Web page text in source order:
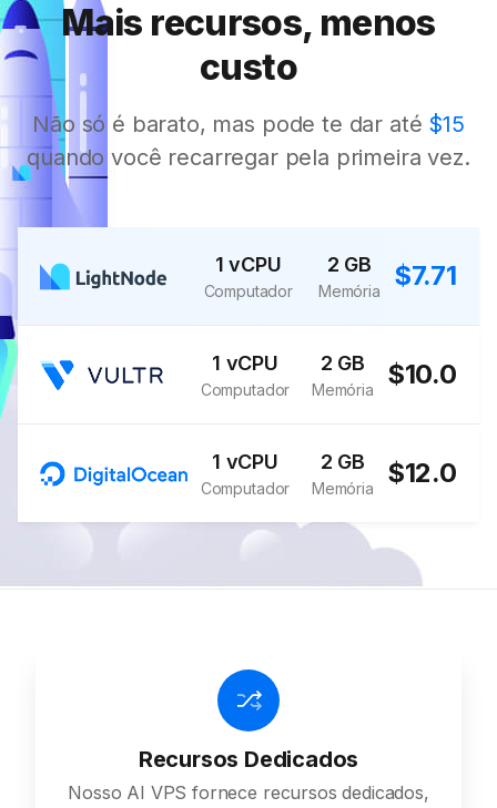
Mais recursos, menos
custo
Não só é barato, mas pode te dar até $15
quando você recarregar pela primeira vez.
1 vCPU
Computador
2 GB
Memória $7.71
1 vCPU
Computador
2 GB
Memória $10.0
1 vCPU
Computador
2 GB
Memória $12.0
Recursos Dedicados
Nosso AI VPS fornece recursos dedicados,